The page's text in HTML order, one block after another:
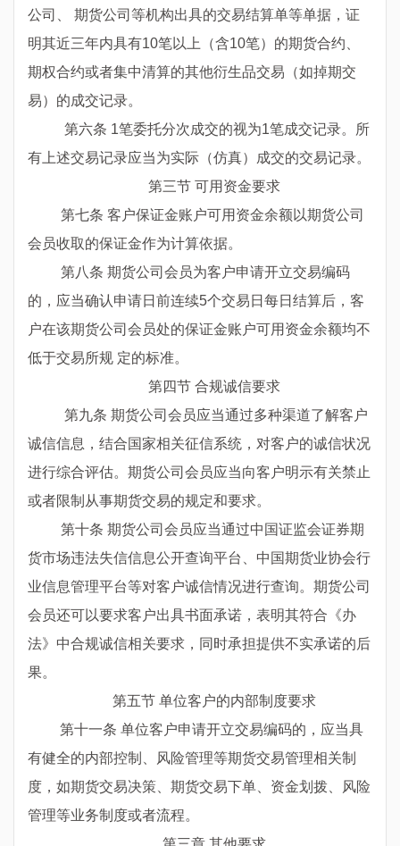
公司、 期货公司等机构出具的交易结算单等单据，证
明其近三年内具有10笔以上（含10笔）的期货合约、
期权合约或者集中清算的其他衍生品交易（如掉期交
易）的成交记录。
第六条 1笔委托分次成交的视为1笔成交记录。所
有上述交易记录应当为实际（仿真）成交的交易记录。
第三节 可用资金要求
第七条 客户保证金账户可用资金余额以期货公司
会员收取的保证金作为计算依据。
第八条 期货公司会员为客户申请开立交易编码
的，应当确认申请日前连续5个交易日每日结算后，客
户在该期货公司会员处的保证金账户可用资金余额均不
低于交易所规 定的标准。
第四节 合规诚信要求
第九条 期货公司会员应当通过多种渠道了解客户
诚信信息，结合国家相关征信系统，对客户的诚信状况
进行综合评估。期货公司会员应当向客户明示有关禁止
或者限制从事期货交易的规定和要求。
第十条 期货公司会员应当通过中国证监会证券期
货市场违法失信信息公开查询平台、中国期货业协会行
业信息管理平台等对客户诚信情况进行查询。期货公司
会员还可以要求客户出具书面承诺，表明其符合《办
法》中合规诚信相关要求，同时承担提供不实承诺的后
果。
第五节 单位客户的内部制度要求
第十一条 单位客户申请开立交易编码的，应当具
有健全的内部控制、风险管理等期货交易管理相关制
度，如期货交易决策、期货交易下单、资金划拨、风险
管理等业务制度或者流程。